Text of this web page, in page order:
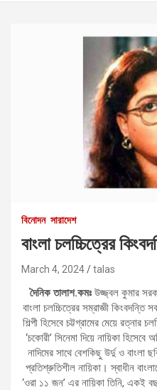
বিনোদন সারাদেশ
বাংলা চলচ্চিত্রের
March 4, 2024 talas
দৈনিক তালাশ.কমঃ উজ্জ্বল কুমার
বাংলা চলচ্চিত্রের সম্রাজ্ঞী কিংবদন্তি
শিল্পী হিসেবে চট্টগ্রামের মেয়ে রত্নার
‘চকোরী’ সিনেমা দিয়ে নায়িকা
নাদিমের সাথে বেশকিছু উর্দু ও
প্রতিশ্রুতিশীল নায়িকা। স্বাধীন
‘ওরা ১১ জন’ এর নায়িকা তিনি, একই